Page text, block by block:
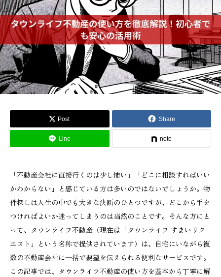
Post Share
Line note
「不動産会社に直接行くのは少し怖い」「どこに相談すればいい
かわからない」と感じている方は多いのではないでしょうか。物
件探しは人生の中でも大きな決断のひとつですが、どこから手を
つければよいか迷ってしまうのは当然のことです。そんな方にと
って、タウンライフ不動産（現在は「タウンライフ すまいリク
エスト」という名称で提供されています）は、自宅にいながら複
数の不動産会社に一括で要望を伝えられる便利なサービスです。
この記事では、タウンライフ不動産の使い方を基本から丁寧に解